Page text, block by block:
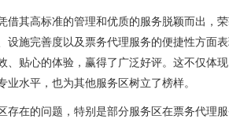
借其高标准的管理和优质的服务脱颖而出，
设施完善度以及票务代理服务的便捷性方面
、贴心的体验，赢得了广泛好评。这不仅体
水平，也为其他服务区树立了榜样。
存在的问题，特别是部分服务区在票务代理